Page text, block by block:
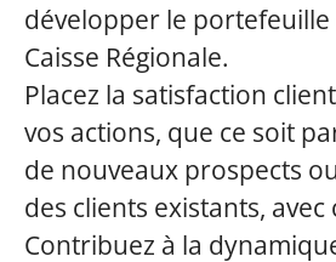
développer le portefeuille
Caisse Régionale.
Placez la satisfaction
vos actions, que ce soit
de nouveaux prospects
des clients existants, avec
Contribuez à la